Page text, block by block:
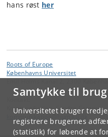
Samtykke til
Universitetet bruger
registrere brugernes
(statistik) for løbende at
hans røst her
Roots of Europe
Københavns Universitet
Kommunikation, Søndre Campus
ku